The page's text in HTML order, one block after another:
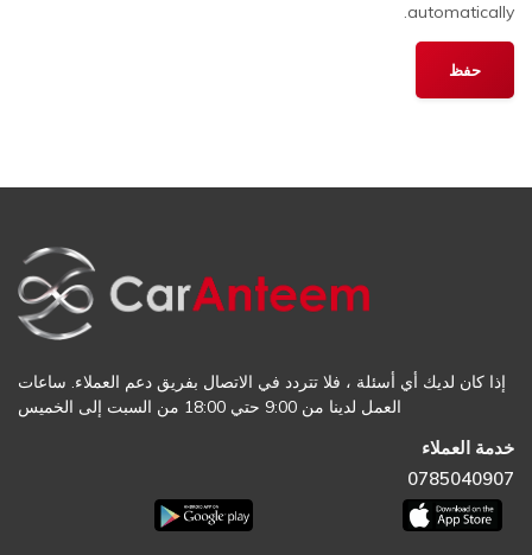
automatically.
إذا كان لديك أي أسئلة ، فلا تتردد في الاتصال بفريق دعم العملاء. ساعات
العمل لدينا من 9:00 حتي 18:00 من السبت إلى الخميس
خدمة العملاء
0785040907